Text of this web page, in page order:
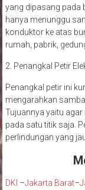
yang dipasang pada
hanya menunggu
konduktor ke atas
rumah, pabrik,
2. Penangkal Petir
Penangkal petir ini
mengarahkan
Tujuannya yaitu
pada satu titik saja.
perlindungan yang
DKI –Jakarta Barat–